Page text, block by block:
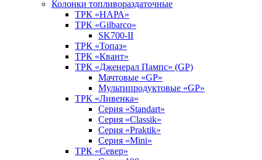
Колонки топливораздаточные
ТРК «НАРА»
ТРК «Gilbarco»
SK700-II
ТРК «Топаз»
ТРК «Квант»
ТРК «Дженерал Пампс» (GP)
Мачтовые «GP»
Мультипродуктовые «GP»
ТРК «Ливенка»
Серия «Standart»
Серия «Classik»
Серия «Praktik»
Серия «Mini»
ТРК «Север»